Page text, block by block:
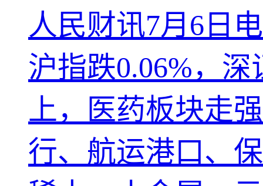
人民财讯7月6日
沪指跌0.06%，
上，医药板块走
行、航运港口、